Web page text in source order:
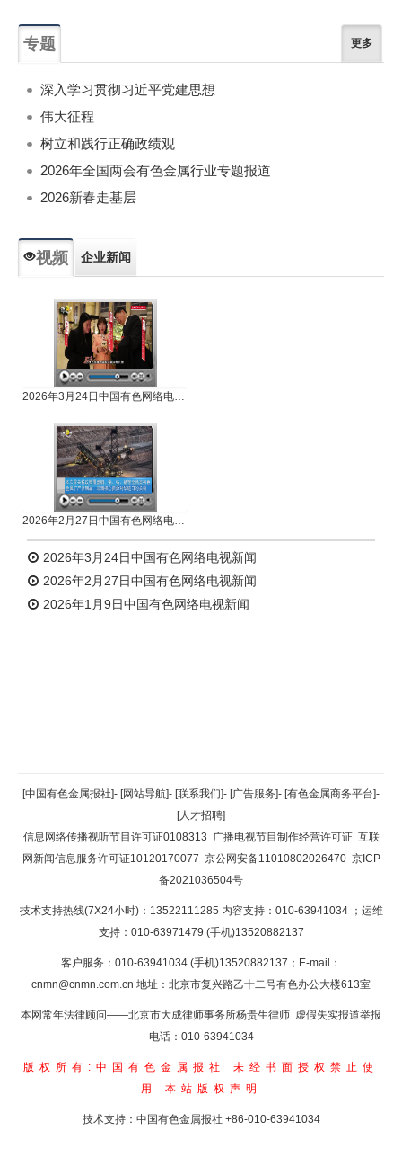
专题 更多
深入学习贯彻习近平党建思想
伟大征程
树立和践行正确政绩观
2026年全国两会有色金属行业专题报道
2026新春走基层
视频 企业新闻
2026年3月24日中国有色网络电视新闻
2026年2月27日中国有色网络电视新闻
2026年3月24日中国有色网络电视新闻
2026年2月27日中国有色网络电视新闻
2026年1月9日中国有色网络电视新闻
返回顶部
返回首页
[中国有色金属报社]- [网站导航]- [联系我们]- [广告服务]- [有色金属商务平台]-
[人才招聘]
信息网络传播视听节目许可证0108313 广播电视节目制作经营许可证 互联
网新闻信息服务许可证10120170077 京公网安备11010802026470 京ICP
备2021036504号
技术支持热线(7X24小时)：13522111285 内容支持：010-63941034 ；运维
支持：010-63971479 (手机)13520882137
客户服务：010-63941034 (手机)13520882137；E-mail：
cnmn@cnmn.com.cn 地址：北京市复兴路乙十二号有色办公大楼613室
本网常年法律顾问——北京市大成律师事务所杨贵生律师 虚假失实报道举报
电话：010-63941034
版权所有:中国有色金属报社
未经书面授权禁止使
用 本站版权声明
技术支持：中国有色金属报社 +86-010-63941034